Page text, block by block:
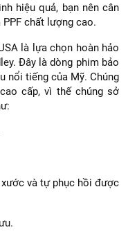
hiệu quả, bạn nên cân
chất lượng cao.
là lựa chọn hoàn hảo
Đây là dòng phim bảo
nổi tiếng của Mỹ. Chúng
cấp, vì thế chúng sở
và tự phục hồi được